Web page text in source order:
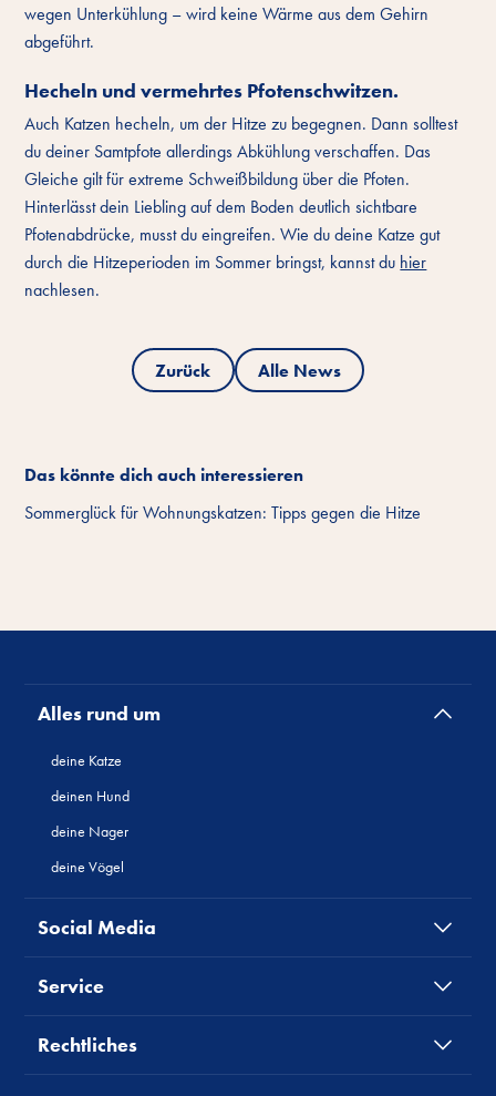
wegen Unterkühlung – wird keine Wärme aus dem Gehirn
abgeführt.
Hecheln und vermehrtes Pfotenschwitzen.
Auch Katzen hecheln, um der Hitze zu begegnen. Dann solltest
du deiner Samtpfote allerdings Abkühlung verschaffen. Das
Gleiche gilt für extreme Schweißbildung über die Pfoten.
Hinterlässt dein Liebling auf dem Boden deutlich sichtbare
Pfotenabdrücke, musst du eingreifen. Wie du deine Katze gut
durch die Hitzeperioden im Sommer bringst, kannst du hier
nachlesen.
Zurück Alle News
Das könnte dich auch interessieren
Sommerglück für Wohnungskatzen: Tipps gegen die Hitze
Alles rund um
deine Katze
deinen Hund
deine Nager
deine Vögel
Social Media
Service
Rechtliches